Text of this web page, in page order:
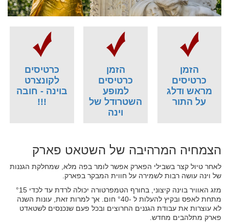
הזמן
כרטיסים
מראש ודלג
על התור
הזמן
כרטיסים
למופע
השטרודל של
וינה
כרטיסים
לקונצרט
בוינה - חובה
!!!
הצמחיה המרהיבה של השטאט פארק
לאחר טיול קצר בשבילי הפארק אפשר לומר בפה מלא, שמחלקת הגננות
של וינה עושה רבות לשמירה על חווית המבקר בפארק.
מזג האוויר בוינה קיצוני, בחורף הטמפרטורה יכולה לרדת עד לכדי °15
מתחת לאפס ובקיץ להעלות ל -°40 חום. אך למרות זאת, עונות השנה
לא עוצרות את עבודת הגננים החרוצים ובכל פעם שנכנסים לשטאדט
פארק מתלהבים מחדש.